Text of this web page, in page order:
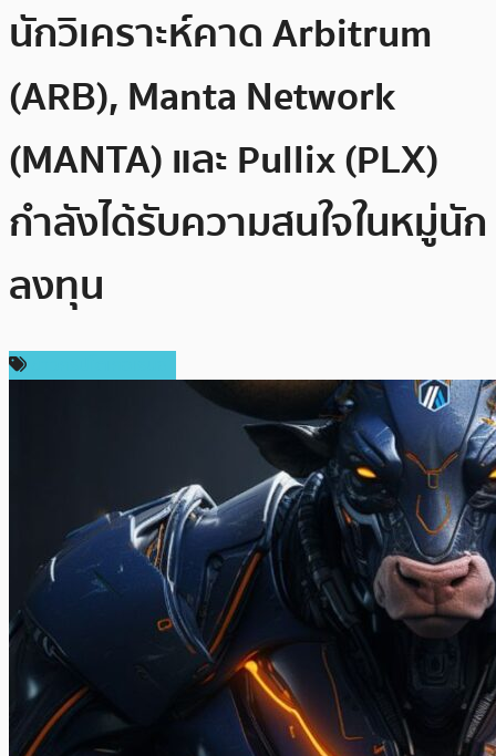
นักวิเคราะห์คาด Arbitrum
(ARB), Manta Network
(MANTA) และ Pullix (PLX)
กำลังได้รับความสนใจในหมู่นัก
ลงทุน